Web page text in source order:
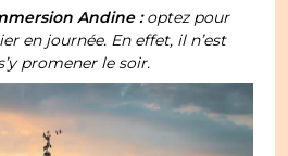
Andine : optez pour
en journée. En effet, il n’est
promener le soir.